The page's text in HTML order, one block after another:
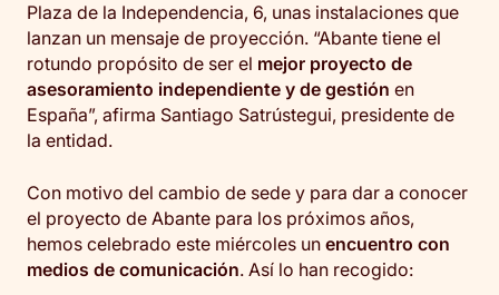
Plaza de la Independencia, 6, unas instalaciones que
lanzan un mensaje de proyección. “Abante tiene el
rotundo propósito de ser el mejor proyecto de
asesoramiento independiente y de gestión en
España”, afirma Santiago Satrústegui, presidente de
la entidad.
Con motivo del cambio de sede y para dar a conocer
el proyecto de Abante para los próximos años,
hemos celebrado este miércoles un encuentro con
medios de comunicación. Así lo han recogido: